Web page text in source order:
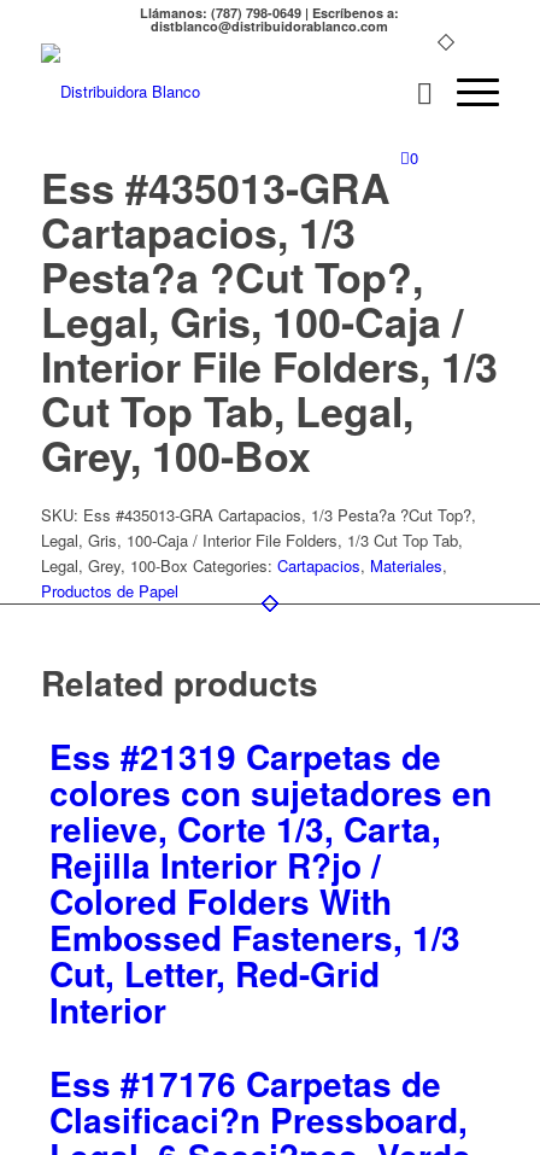
Llámanos: (787) 798-0649 | Escríbenos a:
distblanco@distribuidorablanco.com
0
Ess #435013-GRA
Cartapacios, 1/3
Pesta?a ?Cut Top?,
Legal, Gris, 100-Caja /
Interior File Folders, 1/3
Cut Top Tab, Legal,
Grey, 100-Box
SKU: Ess #435013-GRA Cartapacios, 1/3 Pesta?a ?Cut Top?,
Legal, Gris, 100-Caja / Interior File Folders, 1/3 Cut Top Tab,
Legal, Grey, 100-Box Categories: Cartapacios, Materiales,
Productos de Papel
Related products
Ess #21319 Carpetas de
colores con sujetadores en
relieve, Corte 1/3, Carta,
Rejilla Interior R?jo /
Colored Folders With
Embossed Fasteners, 1/3
Cut, Letter, Red-Grid
Interior
Ess #17176 Carpetas de
Clasificaci?n Pressboard,